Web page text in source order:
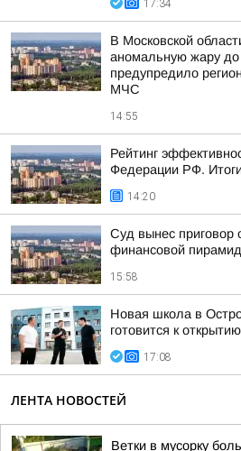
17:34
В Московской
аномальную жару до
предупредило
МЧС
14:55
Рейтинг
Федерации РФ.
14:20
Суд вынес приговор
финансовой
15:58
Новая школа в
готовится к
17:08
ЛЕНТА НОВОСТЕЙ
Ветки в мусорку